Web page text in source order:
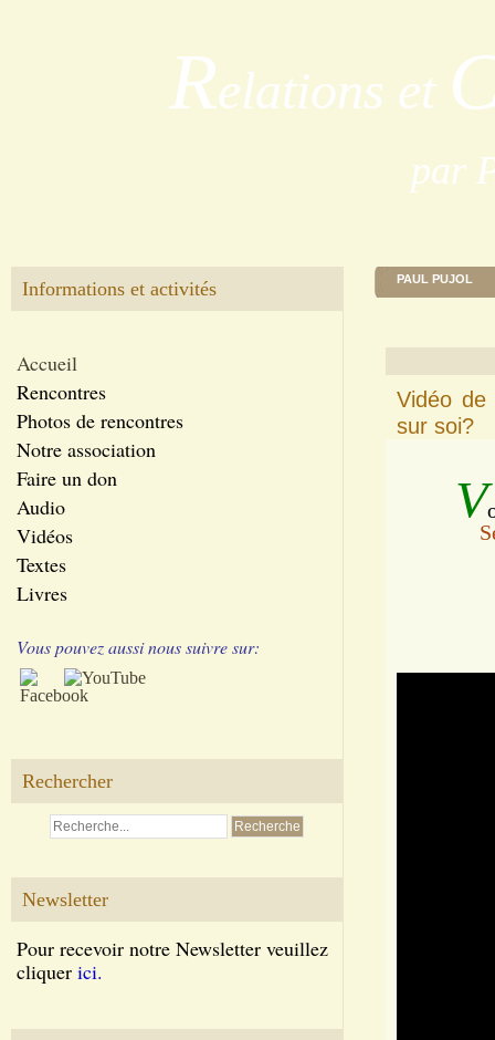
Relations et
par
Informations et activités
Accueil
Rencontres
Photos de rencontres
Notre association
Faire un don
Audio
Vidéos
Textes
Livres
Vous pouvez aussi nous suivre sur:
Rechercher
Newsletter
Pour recevoir notre Newsletter veuillez
cliquer ici.
PAUL PUJOL
Vidéo de
sur soi?
V